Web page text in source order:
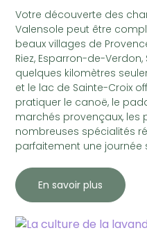
Votre découverte des
Valensole peut être
beaux villages de
Riez, Esparron-de-
quelques kilomètres
et le lac de Sainte-Croix
pratiquer le canoë, le
marchés provençaux, les
nombreuses spécialités
parfaitement une journée
En savoir plus